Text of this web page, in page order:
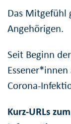
Das Mitgefühl
Angehörigen.
Seit Beginn
Corona-
Kurz-URLs